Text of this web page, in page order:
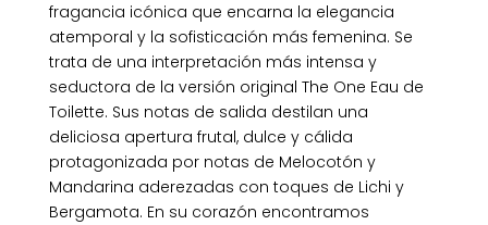
fragancia icónica que encarna la elegancia
atemporal y la sofisticación más femenina. Se
trata de una interpretación más intensa y
seductora de la versión original The One Eau de
Toilette. Sus notas de salida destilan una
deliciosa apertura frutal, dulce y cálida
protagonizada por notas de Melocotón y
Mandarina aderezadas con toques de Lichi y
Bergamota. En su corazón encontramos